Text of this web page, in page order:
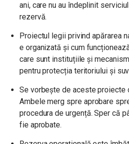
ani, care nu au îndeplinit
rezervă.
Proiectul legii privind apărarea
e organizată și cum
care sunt instituțiile și
pentru protecția teritoriului și
Se vorbește de aceste proiecte
Ambele merg spre aprobare
procedura de urgență. Sper că
fie aprobate.